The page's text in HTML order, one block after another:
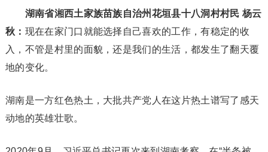
湖南省湘西土家族苗族自治州花垣县十八洞村村民 杨云
秋： 现在在家门口就能选择自己喜欢的工作，有稳定的收
入，不管是村里的面貌，还是我们的生活，都发生了翻天覆
地的变化。
湖南是一方红色热土，大批共产党人在这片热土谱写了感天
动地的英雄壮歌。